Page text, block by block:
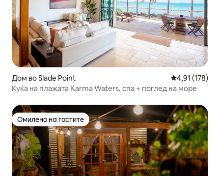
Дом во Slade Point Просечна
4,91 (178)
Куќа на плажата Karma Waters, спа + поглед на море
Омилено на гостите
Омилено на гостите